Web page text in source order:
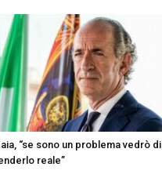
“se sono un problema vedrò di
reale”